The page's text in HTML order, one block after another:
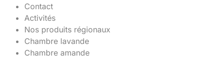
Contact
Activités
Nos produits régionaux
Chambre lavande
Chambre amande